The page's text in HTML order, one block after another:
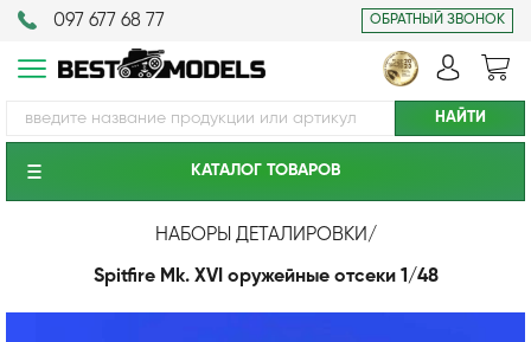
097 677 68 77 ОБРАТНЫЙ ЗВОНОК
КАТАЛОГ ТОВАРОВ
НАБОРЫ ДЕТАЛИРОВКИ/
Spitfire Mk. XVI оружейные отсеки 1/48